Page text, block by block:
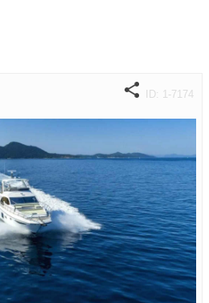
ID: 1-7174